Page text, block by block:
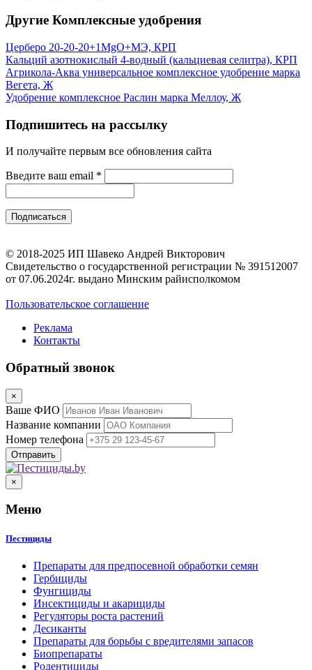
Другие Комплексные удобрения
Церберо 20-20-20+1MgO+МЭ, КРП
Кальций азотнокислый 4-водный (кальциевая селитра), КРП
Агрикола-Аква универсальное комплексное удобрение марка
Вегета, Ж
Удобрение комплексное Раслин марка Меллоу, Ж
Подпишитесь на рассылку
И получайте первым все обновления сайта
Введите ваш email *
© 2018-2025 ИП Шавеко Андрей Викторович
Свидетельство о государственной регистрации № 391512007
от 07.06.2024г. выдано Минским райисполкомом
Пользовательское соглашение
Реклама
Контакты
Обратный звонок
×
Ваше ФИО
Название компании
Номер телефона
×
Меню
Пестициды
Препараты для предпосевной обработки семян
Гербициды
Фунгициды
Инсектициды и акарициды
Регуляторы роста растений
Десиканты
Препараты для борьбы с вредителями запасов
Биопрепараты
Родентициды